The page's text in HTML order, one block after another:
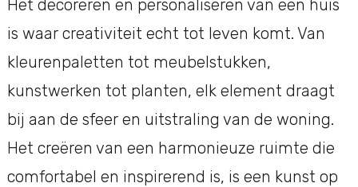
Het decoreren en personaliseren van een huis
is waar creativiteit echt tot leven komt. Van
kleurenpaletten tot meubelstukken,
kunstwerken tot planten, elk element draagt
bij aan de sfeer en uitstraling van de woning.
Het creëren van een harmonieuze ruimte die
comfortabel en inspirerend is, is een kunst op